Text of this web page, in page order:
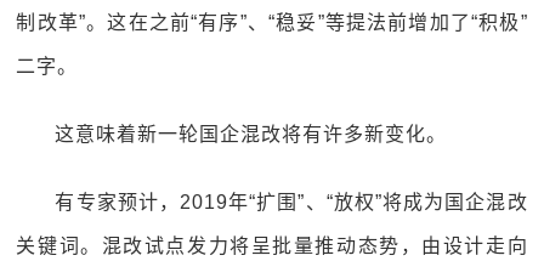
制改革”。这在之前“有序”、“稳妥”等提法前增加了“积极”
二字。
这意味着新一轮国企混改将有许多新变化。
有专家预计，2019年“扩围”、“放权”将成为国企混改
关键词。混改试点发力将呈批量推动态势，由设计走向